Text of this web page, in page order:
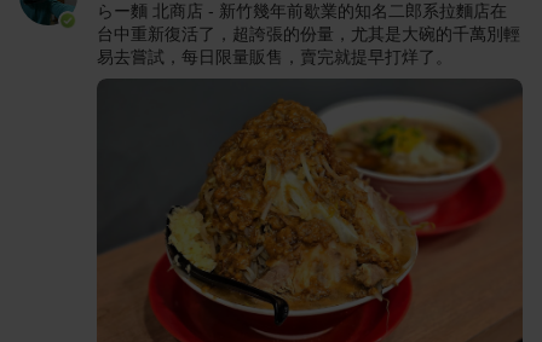
らー麵 北商店 - 新竹幾年前歇業的知名二郎系拉麵店在
台中重新復活了，超誇張的份量，尤其是大碗的千萬別輕
易去嘗試，每日限量販售，賣完就提早打烊了。